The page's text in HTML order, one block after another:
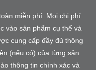
miễn phí. Mọi chi phí
vào sản phẩm cụ thể và
cung cấp đầy đủ thông
(nếu có) của từng sản
thông tin chính xác và